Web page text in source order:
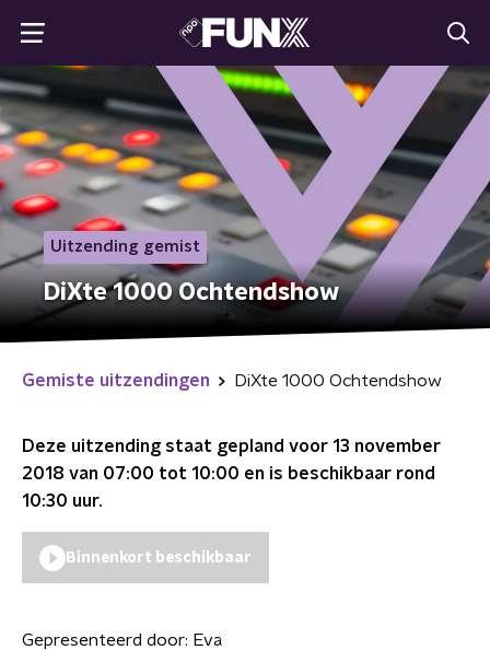
Uitzending gemist
DiXte 1000 Ochtendshow
Gemiste uitzendingen DiXte 1000 Ochtendshow
Deze uitzending staat gepland voor 13 november
2018 van 07:00 tot 10:00 en is beschikbaar rond
10:30 uur.
Binnenkort beschikbaar
Gepresenteerd door: Eva